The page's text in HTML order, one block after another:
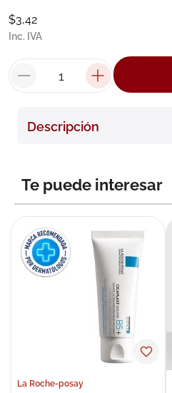
$3,42
Inc. IVA
Descripción
Te puede interesar
La Roche-posay
cerave
7. megacistin
10.neumoflux